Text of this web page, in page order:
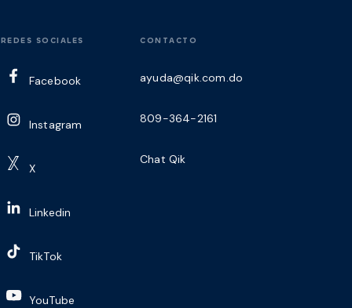
REDES SOCIALES
Facebook
Instagram
X
Linkedin
TikTok
YouTube
CONTACTO
ayuda@qik.com.do
809-364-2161
Chat Qik